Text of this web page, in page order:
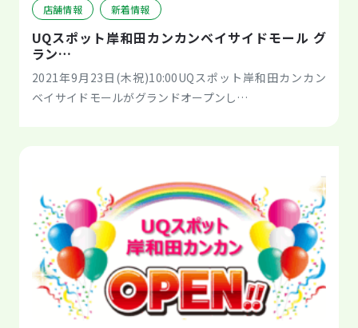
店舗情報 新着情報
UQスポット岸和田カンカンベイサイドモール グ
ラン…
2021年9月23日(木祝)10:00UQスポット岸和田カンカン
ベイサイドモールがグランドオープンし…